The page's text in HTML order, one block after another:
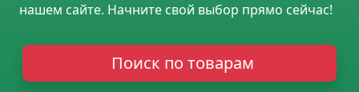
нашем сайте. Начните свой выбор прямо сейчас!
Поиск по товарам